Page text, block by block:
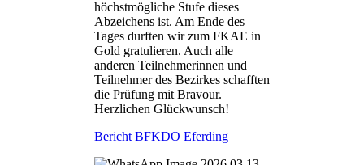
höchstmögliche Stufe dieses
Abzeichens ist. Am Ende des
Tages durften wir zum FKAE in
Gold gratulieren. Auch alle
anderen Teilnehmerinnen und
Teilnehmer des Bezirkes schafften
die Prüfung mit Bravour.
Herzlichen Glückwunsch!
Bericht BFKDO Eferding